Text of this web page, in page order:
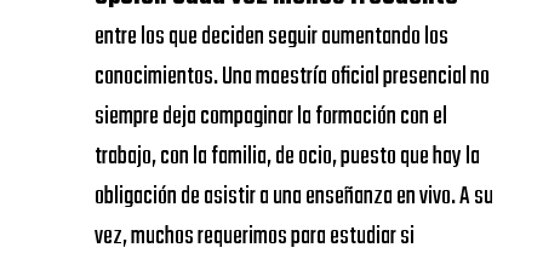
Carlos
VIU
Universidad
Internacional
de Valencia
https://
UDIMA https://www.udima.es/
DE
NAVARRA –
SCHOOL
OF
ECONOMICS
AND
entre los que deciden seguir aumentando los
conocimientos. Una maestría oficial presencial no
siempre deja compaginar la formación con el
trabajo, con la familia, de ocio, puesto que hay la
obligación de asistir a una enseñanza en vivo. A su
vez, muchos requerimos para estudiar si